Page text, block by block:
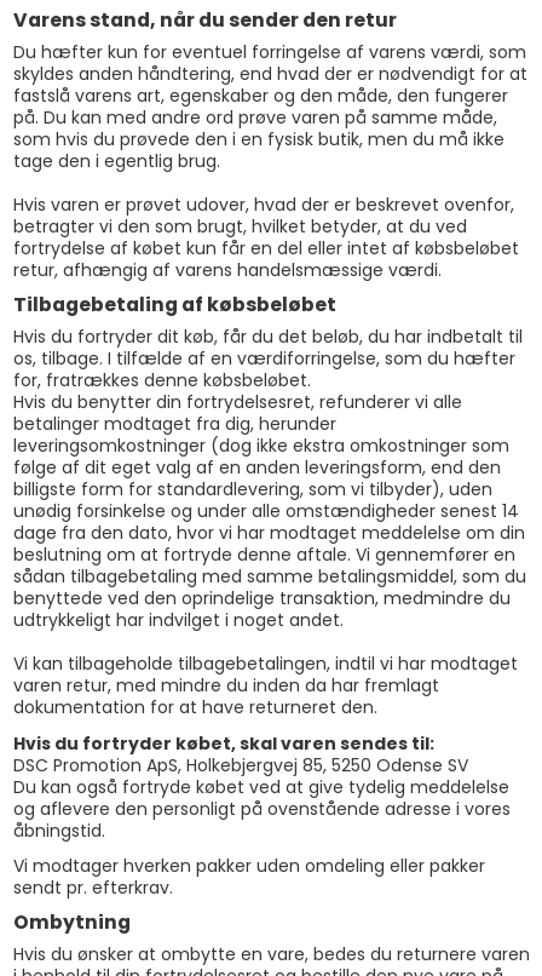
Varens stand, når du sender den retur
Du hæfter kun for eventuel forringelse af varens værdi, som
skyldes anden håndtering, end hvad der er nødvendigt for at
fastslå varens art, egenskaber og den måde, den fungerer
på. Du kan med andre ord prøve varen på samme måde,
som hvis du prøvede den i en fysisk butik, men du må ikke
tage den i egentlig brug.
Hvis varen er prøvet udover, hvad der er beskrevet ovenfor,
betragter vi den som brugt, hvilket betyder, at du ved
fortrydelse af købet kun får en del eller intet af købsbeløbet
retur, afhængig af varens handelsmæssige værdi.
Tilbagebetaling af købsbeløbet
Hvis du fortryder dit køb, får du det beløb, du har indbetalt til
os, tilbage. I tilfælde af en værdiforringelse, som du hæfter
for, fratrækkes denne købsbeløbet.
Hvis du benytter din fortrydelsesret, refunderer vi alle
betalinger modtaget fra dig, herunder
leveringsomkostninger (dog ikke ekstra omkostninger som
følge af dit eget valg af en anden leveringsform, end den
billigste form for standardlevering, som vi tilbyder), uden
unødig forsinkelse og under alle omstændigheder senest 14
dage fra den dato, hvor vi har modtaget meddelelse om din
beslutning om at fortryde denne aftale. Vi gennemfører en
sådan tilbagebetaling med samme betalingsmiddel, som du
benyttede ved den oprindelige transaktion, medmindre du
udtrykkeligt har indvilget i noget andet.
Vi kan tilbageholde tilbagebetalingen, indtil vi har modtaget
varen retur, med mindre du inden da har fremlagt
dokumentation for at have returneret den.
Hvis du fortryder købet, skal varen sendes til:
DSC Promotion ApS, Holkebjergvej 85, 5250 Odense SV
Du kan også fortryde købet ved at give tydelig meddelelse
og aflevere den personligt på ovenstående adresse i vores
åbningstid.
Vi modtager hverken pakker uden omdeling eller pakker
sendt pr. efterkrav.
Ombytning
Hvis du ønsker at ombytte en vare, bedes du returnere varen